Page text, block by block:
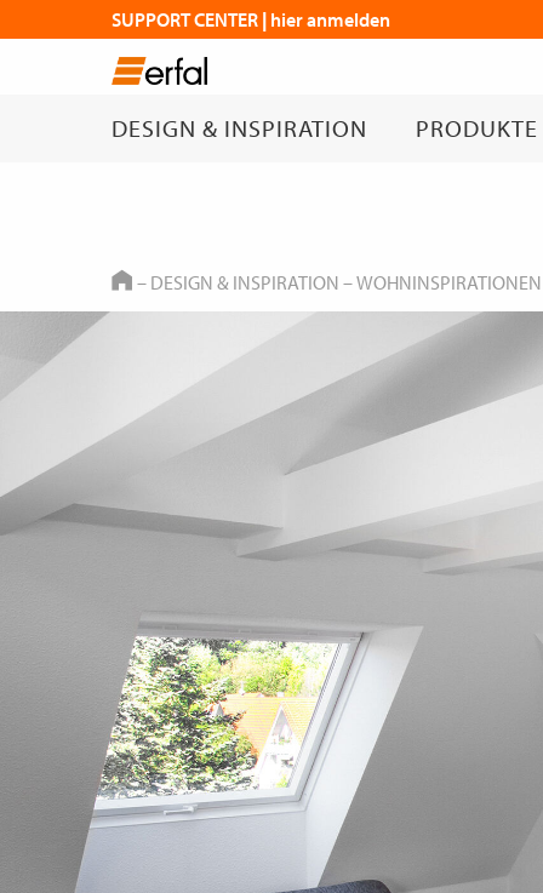
DESIGN & INSPIRATION PRODUKTE
SUPPORT CENTER | hier anmelden
HOME
– DESIGN & INSPIRATION –WOHNINSPIRATIONEN